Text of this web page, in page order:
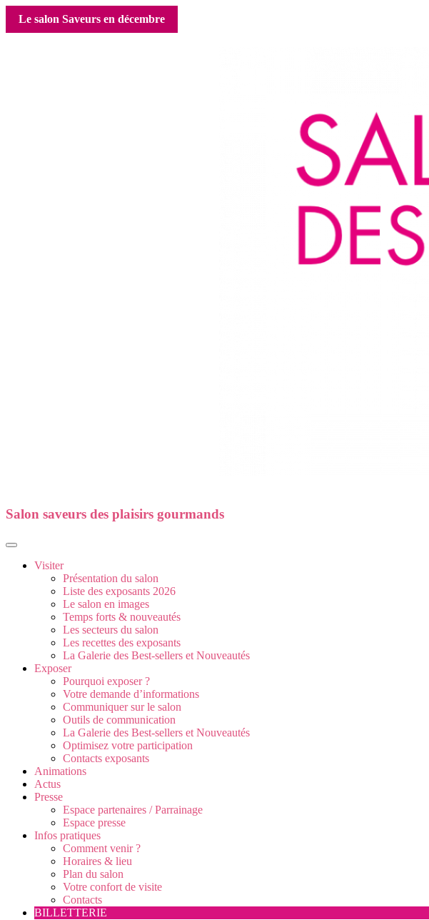
Le salon Saveurs en décembre
Salon saveurs des plaisirs gourmands
Visiter
Présentation du salon
Liste des exposants 2026
Le salon en images
Temps forts & nouveautés
Les secteurs du salon
Les recettes des exposants
La Galerie des Best-sellers et Nouveautés
Exposer
Pourquoi exposer ?
Votre demande d’informations
Communiquer sur le salon
Outils de communication
La Galerie des Best-sellers et Nouveautés
Optimisez votre participation
Contacts exposants
Animations
Actus
Presse
Espace partenaires / Parrainage
Espace presse
Infos pratiques
Comment venir ?
Horaires & lieu
Plan du salon
Votre confort de visite
Contacts
BILLETTERIE